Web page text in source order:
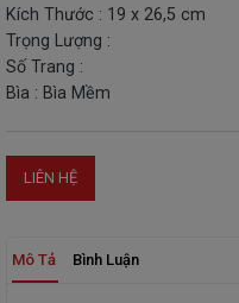
STEM
Kích Thước : 19 x 26,5 cm
Trọng Lượng :
Số Trang :
Bìa : Bìa Mềm
LIÊN HỆ
Mô Tả Bình Luận